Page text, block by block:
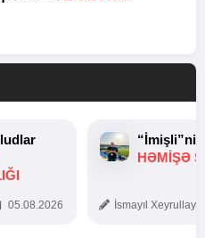
05.08.2026
HƏMIŞƏ
İsmayıl